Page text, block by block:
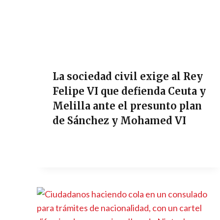
La sociedad civil exige al Rey
Felipe VI que defienda Ceuta y
Melilla ante el presunto plan
de Sánchez y Mohamed VI